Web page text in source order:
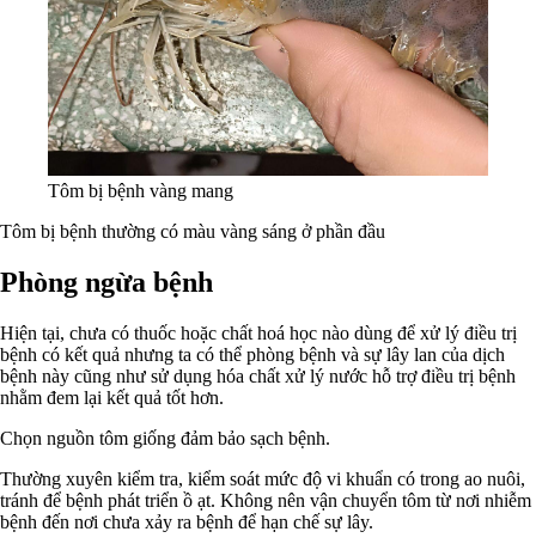
Tôm bị bệnh vàng mang
Tôm bị bệnh thường có màu vàng sáng ở phần đầu
Phòng ngừa bệnh
Hiện tại, chưa có thuốc hoặc chất hoá học nào dùng để xử lý điều trị
bệnh có kết quả nhưng ta có thể phòng bệnh và sự lây lan của dịch
bệnh này cũng như sử dụng hóa chất xử lý nước hỗ trợ điều trị bệnh
nhằm đem lại kết quả tốt hơn.
Chọn nguồn tôm giống đảm bảo sạch bệnh.
Thường xuyên kiểm tra, kiểm soát mức độ vi khuẩn có trong ao nuôi,
tránh để bệnh phát triển ồ ạt. Không nên vận chuyển tôm từ nơi nhiễm
bệnh đến nơi chưa xảy ra bệnh để hạn chế sự lây.